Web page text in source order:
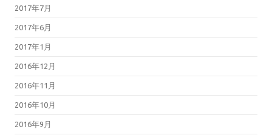
2017年7月
2017年6月
2017年1月
2016年12月
2016年11月
2016年10月
2016年9月